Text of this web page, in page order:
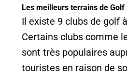
Les meilleurs terrains de
Il existe 9 clubs de golf
Certains clubs comme
sont très populaires
touristes en raison de